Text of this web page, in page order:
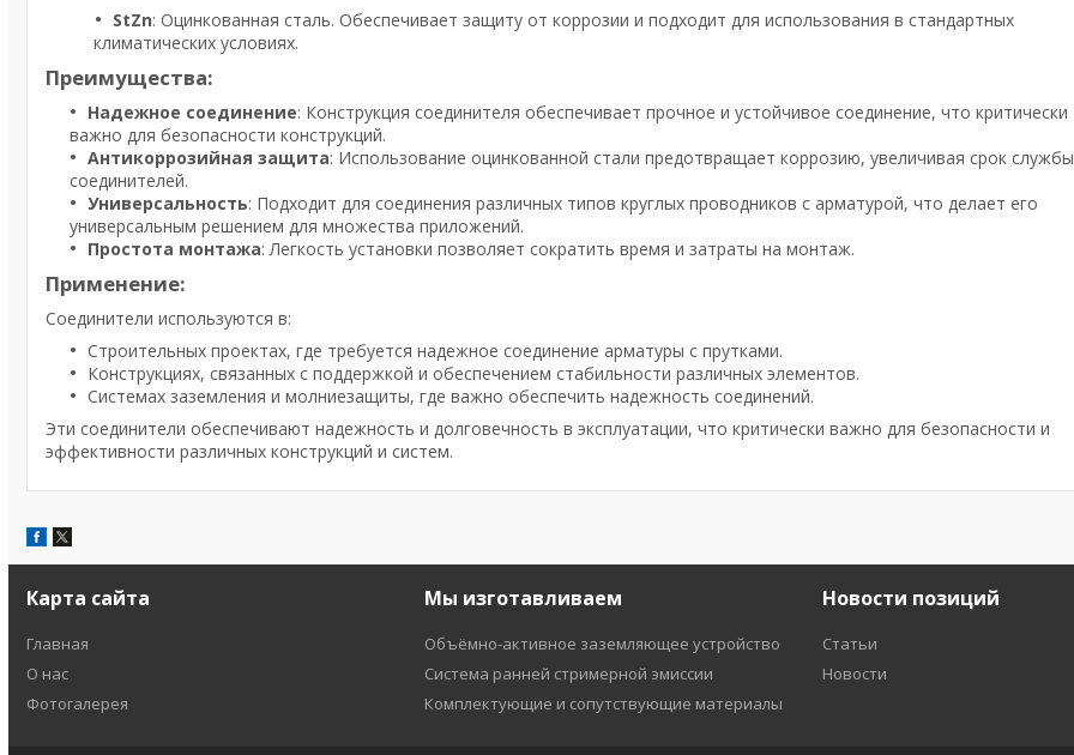
StZn: Оцинкованная сталь. Обеспечивает защиту от коррозии и подходит для использования в стандартных
климатических условиях.
Преимущества:
Надежное соединение: Конструкция соединителя обеспечивает прочное и устойчивое соединение, что критически
важно для безопасности конструкций.
Антикоррозийная защита: Использование оцинкованной стали предотвращает коррозию, увеличивая срок службы
соединителей.
Универсальность: Подходит для соединения различных типов круглых проводников с арматурой, что делает его
универсальным решением для множества приложений.
Простота монтажа: Легкость установки позволяет сократить время и затраты на монтаж.
Применение:
Соединители используются в:
Строительных проектах, где требуется надежное соединение арматуры с прутками.
Конструкциях, связанных с поддержкой и обеспечением стабильности различных элементов.
Системах заземления и молниезащиты, где важно обеспечить надежность соединений.
Эти соединители обеспечивают надежность и долговечность в эксплуатации, что критически важно для безопасности и
эффективности различных конструкций и систем.
Карта сайта
Главная
О нас
Фотогалерея
Мы изготавливаем
Объёмно-активное заземляющее устройство
Система ранней стримерной эмиссии
Комплектующие и сопутствующие материалы
Новости позиций
Статьи
Новости